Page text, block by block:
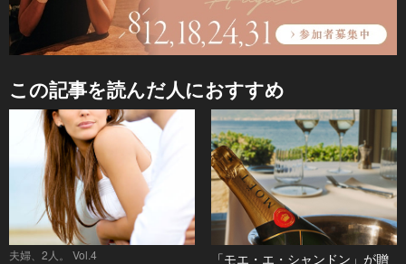
この記事を読んだ人におすすめ
夫婦、2人。 Vol.4 「モエ・エ・シャンドン」が贈